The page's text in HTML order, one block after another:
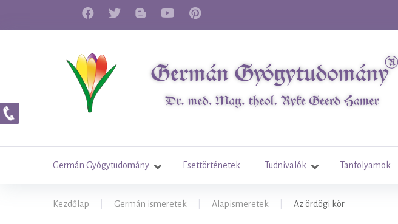
Germán Gyógytudomány Esettörténetek Tudnivalók Tanfolyamok
Kezdőlap Germán ismeretek Alapismeretek Az ördögi kör